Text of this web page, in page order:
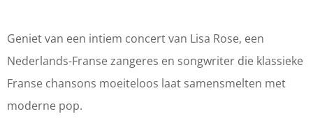
s
e
|
R
o
s
e
R
o
s
Geniet van een intiem concert van Lisa Rose, een
Nederlands-Franse zangeres en songwriter die klassieke
Franse chansons moeiteloos laat samensmelten met
moderne pop.